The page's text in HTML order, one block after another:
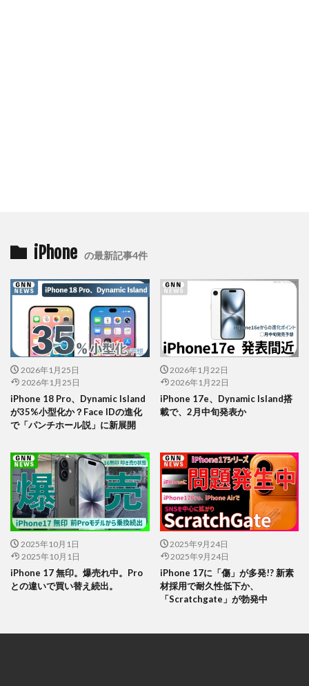
iPhone の最新記事4件
2026年1月25日
2026年1月25日
iPhone 18 Pro、Dynamic Island
が35%小型化か？Face IDの進化
で「パンチホール説」に新展開
2026年1月22日
2026年1月22日
iPhone 17e、Dynamic Island搭
載で、2月中旬発表か
2025年10月1日
2025年10月1日
iPhone 17 無印。爆売れ中。Pro
との違いで買い替え続出。
2025年9月24日
2025年9月24日
iPhone 17に「傷」が多発!? 新素
材採用で耐久性低下か、
「Scratchgate」が勃発中